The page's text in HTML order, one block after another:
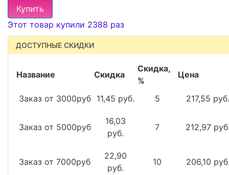
Купить
Этот товар купили 2388 раз
ДОСТУПНЫЕ СКИДКИ
Название Скидка
Скидка,
%
Цена
Заказ от 3000руб 11,45 руб. 5 217,55 руб.
Заказ от 5000руб
16,03
руб.
7 212,97
Заказ от 7000руб
22,90
руб.
10 206,10